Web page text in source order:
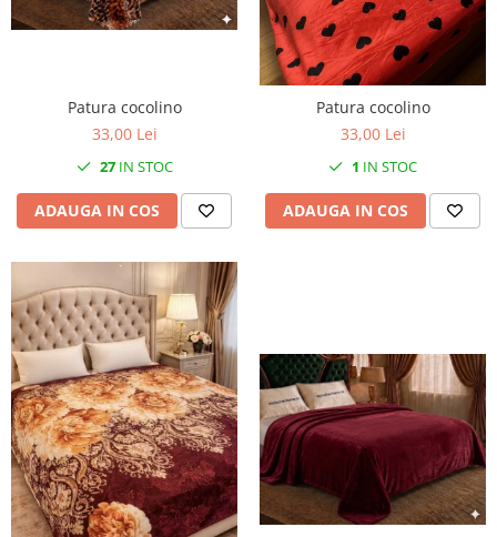
Patura cocolino
33,00 Lei
27IN STOC
ADAUGA IN COS
Patura cocolino
33,00 Lei
1 IN STOC
ADAUGA IN COS